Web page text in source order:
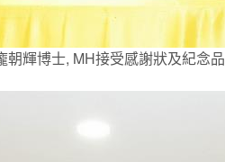
輝博士, MH接受感謝狀及紀念品